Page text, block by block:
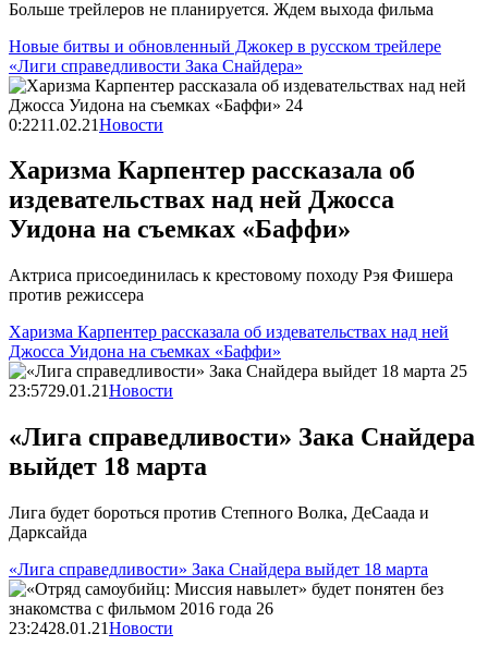
Больше трейлеров не планируется. Ждем выхода фильма
Новые битвы и обновленный Джокер в русском трейлере
«Лиги справедливости Зака Снайдера»
0:2211.02.21Новости
Харизма Карпентер рассказала об
издевательствах над ней Джосса
Уидона на съемках «Баффи»
Актриса присоединилась к крестовому походу Рэя Фишера
против режиссера
Харизма Карпентер рассказала об издевательствах над ней
Джосса Уидона на съемках «Баффи»
23:5729.01.21Новости
«Лига справедливости» Зака Снайдера
выйдет 18 марта
Лига будет бороться против Степного Волка, ДеСаада и
Дарксайда
«Лига справедливости» Зака Снайдера выйдет 18 марта
23:2428.01.21Новости